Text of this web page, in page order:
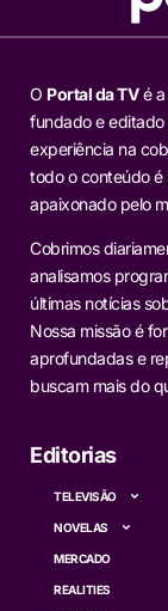
O Portal da TVé a
fundado e editado
experiência na
todo o conteúdo é
apaixonado pelo
Cobrimos
analisamos
últimas notícias
Nossa missão é
aprofundadas e
buscam mais do
Editorias
TELEVISÃO
NOVELAS
MERCADO
REALITIES